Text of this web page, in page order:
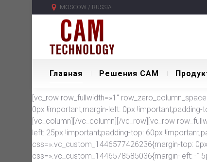
MOSCOW / RUSSIA
Главная Решения CAM
[vc_row row_fullwidth=»1″
0px !important;margin-left: 0px
[vc_column][/vc_column][/vc_row][vc_row
left: 25px !important;padding-top: 60px
css=».vc_custom_1446577426236{margin-top:
css=».vc_custom_1446578585036{margin-left: -